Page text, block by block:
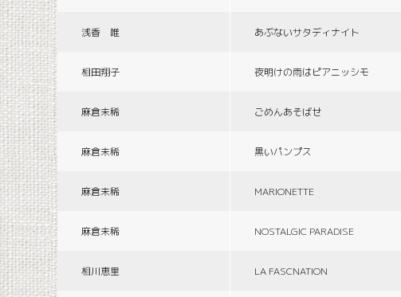
浅香 唯 あぶないサタディナイト
相田翔子 夜明けの雨はピアニッシモ
麻倉未稀 ごめんあそばせ
麻倉未稀 黒いパンプス
麻倉未稀 MARIONETTE
麻倉未稀 NOSTALGIC PARADISE
相川恵里 LA FASCNATION